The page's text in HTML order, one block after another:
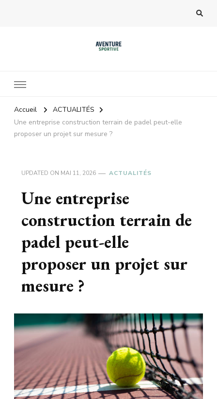
Accueil
ACTUALITÉS
Une entreprise construction terrain de padel peut-elle
proposer un projet sur mesure ?
UPDATED ON MAI 11, 2026 ACTUALITÉS
Une entreprise
construction terrain de
padel peut-elle
proposer un projet sur
mesure ?